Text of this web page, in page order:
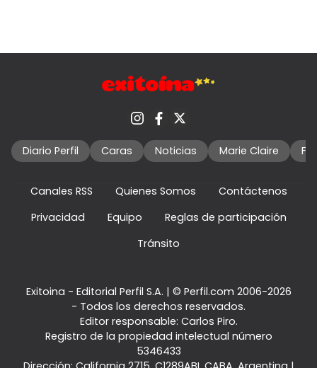
Diario Perfil Caras Noticias Marie Claire
Canales RSS Quienes Somos
Contáctenos
Privacidad
Equipo
Reglas de participación
Tránsito
Exitoina - Editorial Perfil S.A. | © Perfil.com 2006-2026
- Todos los derechos reservados.
Editor responsable: Carlos Piro.
Registro de la propiedad intelectual número
5346433